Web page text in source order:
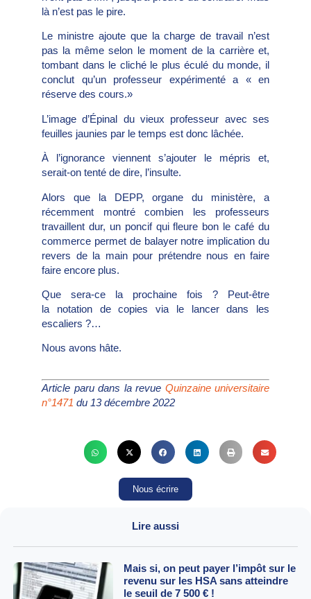
là n’est pas le pire.
Le ministre ajoute que la charge de travail n’est
pas la même selon le moment de la carrière et,
tombant dans le cliché le plus éculé du monde, il
conclut qu’un professeur expérimenté a « en
réserve des cours.»
L’image d’Épinal du vieux professeur avec ses
feuilles jaunies par le temps est donc lâchée.
À l’ignorance viennent s’ajouter le mépris et,
serait-on tenté de dire, l’insulte.
Alors que la DEPP, organe du ministère, a
récemment montré combien les professeurs
travaillent dur, un poncif qui fleure bon le café du
commerce permet de balayer notre implication du
revers de la main pour prétendre nous en faire
faire encore plus.
Que sera-ce la prochaine fois ? Peut-être
la notation de copies via le lancer dans les
escaliers ?…
Nous avons hâte.
Article paru dans la revue Quinzaine universitaire
n°1471 du 13 décembre 2022
Nous écrire
Lire aussi
Mais si, on peut payer l’impôt sur le
revenu sur les HSA sans atteindre
le seuil de 7 500 € !